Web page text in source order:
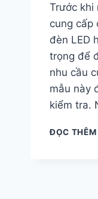
Trước khi
cung cấp
đèn LED
trọng để
nhu cầu
mẫu này
kiểm tra.
ĐỌC THÊM